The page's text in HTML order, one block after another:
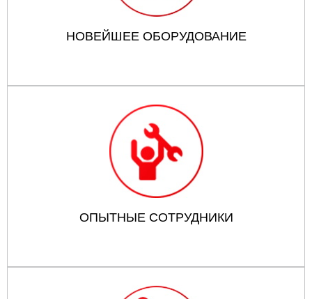
НОВЕЙШЕЕ ОБОРУДОВАНИЕ
ОПЫТНЫЕ СОТРУДНИКИ